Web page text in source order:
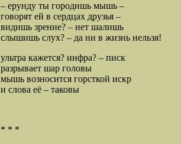
– ерунду ты городишь мышь –
говорят ей в сердцах друзья –
видишь зрение? – нет шалишь
слышишь слух? – да ни в жизнь нельзя!
ультра кажется? инфра? – писк
разрывает шар головы
мышь возносится горсткой искр
и слова её – таковы
* * *